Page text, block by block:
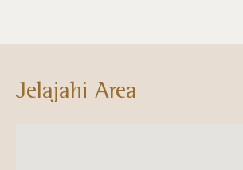
Jelajahi Area